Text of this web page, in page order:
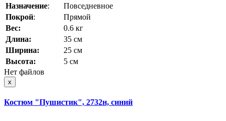
Назначение:
Повседневное
Покрой:
Прямой
Вес:
0.6 кг
Длина:
35 см
Ширина:
25 см
Высота:
5 см
Нет файлов
x
Костюм "Пушистик", 2732н, синий